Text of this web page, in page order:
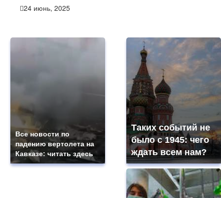
24 июнь, 2025
Все новости по
падению вертолета на
Кавказе: читать здесь
Таких событий не
было с 1945: чего
ждать всем нам?